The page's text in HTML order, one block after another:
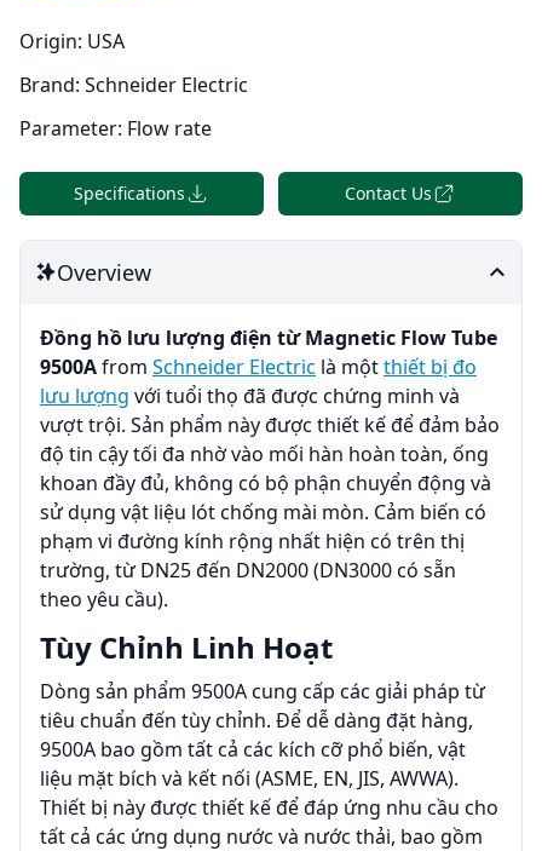
Origin: USA
Brand: Schneider Electric
Parameter: Flow rate
Specifications Contact Us
Overview
Đồng hồ lưu lượng điện từ Magnetic Flow Tube
9500Afrom Schneider Electric là mộtthiết bị đo
lưu lượng với tuổi thọ đã được chứng minh và
vượt trội. Sản phẩm này được thiết kế để đảm bảo
độ tin cậy tối đa nhờ vào mối hàn hoàn toàn, ống
khoan đầy đủ, không có bộ phận chuyển động và
sử dụng vật liệu lót chống mài mòn. Cảm biến có
phạm vi đường kính rộng nhất hiện có trên thị
trường, từ DN25 đến DN2000 (DN3000 có sẵn
theo yêu cầu).
Tùy Chỉnh Linh Hoạt
Dòng sản phẩm 9500A cung cấp các giải pháp từ
tiêu chuẩn đến tùy chỉnh. Để dễ dàng đặt hàng,
9500A bao gồm tất cả các kích cỡ phổ biến, vật
liệu mặt bích và kết nối (ASME, EN, JIS, AWWA).
Thiết bị này được thiết kế để đáp ứng nhu cầu cho
tất cả các ứng dụng nước và nước thải, bao gồm